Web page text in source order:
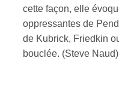
cette façon, elle
oppressantes de
de Kubrick, Friedkin
bouclée. (Steve Naud)